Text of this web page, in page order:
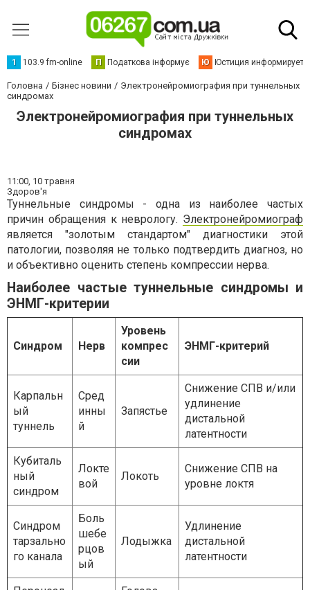
1 103.9 fm-online П Податкова інформує Ю Юстиция информирует
Головна Бізнес новини
Электронейромиография при туннельных
синдромах
Электронейромиография при туннельных
синдромах
11:00, 10 травня
Здоров'я
Туннельные синдромы - одна из наиболее частых
причин обращения к неврологу. Электронейромиограф
является "золотым стандартом" диагностики этой
патологии, позволяя не только подтвердить диагноз, но
и объективно оценить степень компрессии нерва.
Наиболее частые туннельные синдромы и
ЭНМГ-критерии
Синдром Нерв
Уровень
компрес
сии
ЭНМГ-критерий
Карпальн
ый
туннель
Сред
инны
й
Запястье
Снижение СПВ и/или
удлинение
дистальной
латентности
Кубиталь
ный
синдром
Локте
вой
Локоть
Снижение СПВ на
уровне локтя
Синдром
тарзально
го канала
Боль
шебе
рцов
ый
Лодыжка
Удлинение
дистальной
латентности